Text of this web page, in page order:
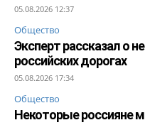
05.08.2026 12:37
Общество
Эксперт рассказал о
российских дорогах
05.08.2026 17:34
Общество
Некоторые россияне